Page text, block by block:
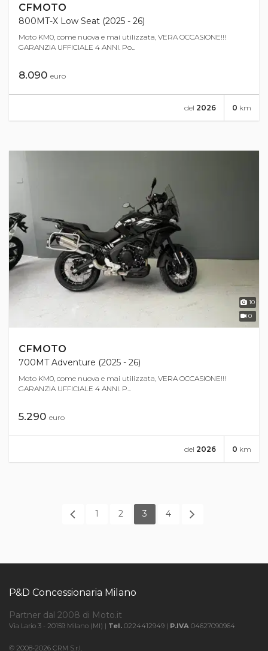
CFMOTO
800MT-X Low Seat (2025 - 26)
Moto KM0, come nuova e mai utilizzata, VERA OCCASIONE!!!
GARANZIA UFFICIALE 4 ANNI. Po...
8.090 euro
0 km
del 2026
10
0
CFMOTO
700MT Adventure (2025 - 26)
Moto KM0, come nuova e mai utilizzata, VERA OCCASIONE!!!
GARANZIA UFFICIALE 4 ANNI. P...
5.290 euro
0 km
del 2026
1 2 3 4
P&D Concessionaria Milano
Partner dal 2008 di Moto.it
Via Lario 3 - 20159 Milano (MI) | Tel. 0224412949 | P.IVA 04627090964
© 2008-2026 CRM S.r.l.